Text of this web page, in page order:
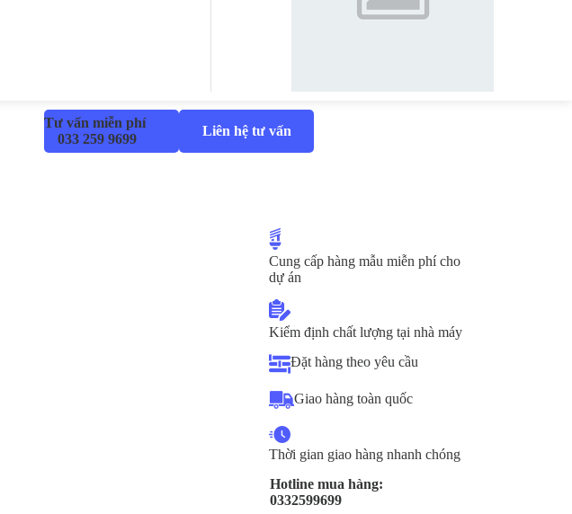
Tư vấn miễn phí
033 259 9699
Liên hệ tư vấn
Cung cấp hàng mẫu miễn phí cho
dự án
Kiểm định chất lượng tại nhà máy
Đặt hàng theo yêu cầu
Giao hàng toàn quốc
Thời gian giao hàng nhanh chóng
Hotline mua hàng:
0332599699